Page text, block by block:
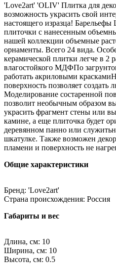
'Love2art' 'OLIV' Плитка для
возможность украсить свой
настоящего изразца!
плиточки с нанесенным
нашей коллекции объемные
орнаменты. Всего 24 вида.
керамической плитки легче в 2
влагостойкого МДФПо
работать акриловыми
поверхность позволяет
Моделирование состаренной
позволит необычным образом
украсить фрагмент стены или
камине, а еще плиточка будет
деревянном панно или
шкатулке. Также возможен
пламени и поверхность не
Общие характеристики
Бренд: 'Love2art'
Страна происхождения: Россия
Габариты и вес
Длина, см: 10
Ширина, см: 10
Высота, см: 0.5